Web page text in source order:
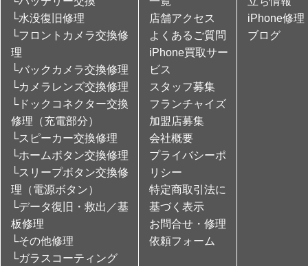
└水没復旧修理
└フロントカメラ交換修
理
└バックカメラ交換修理
└カメラレンズ交換修理
└ドックコネクター交換
修理（充電部分）
└スピーカー交換修理
└ホームボタン交換修理
└スリープボタン交換修
理（電源ボタン）
└データ復旧・救出／基
板修理
└その他修理
└ガラスコーティング
店舗アクセス
よくあるご質問
iPhone買取サー
ビス
スタッフ募集
フランチャイズ
加盟店募集
会社概要
プライバシーポ
リシー
特定商取引法に
基づく表示
お問合せ・修理
依頼フォーム
iPhone修理
ブログ